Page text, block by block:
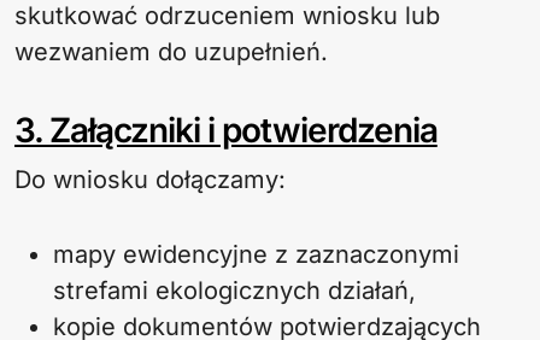
skutkować odrzuceniem wniosku lub
wezwaniem do uzupełnień.
3. Załączniki i potwierdzenia
Do wniosku dołączamy:
mapy ewidencyjne z zaznaczonymi
strefami ekologicznych działań,
kopie dokumentów potwierdzających